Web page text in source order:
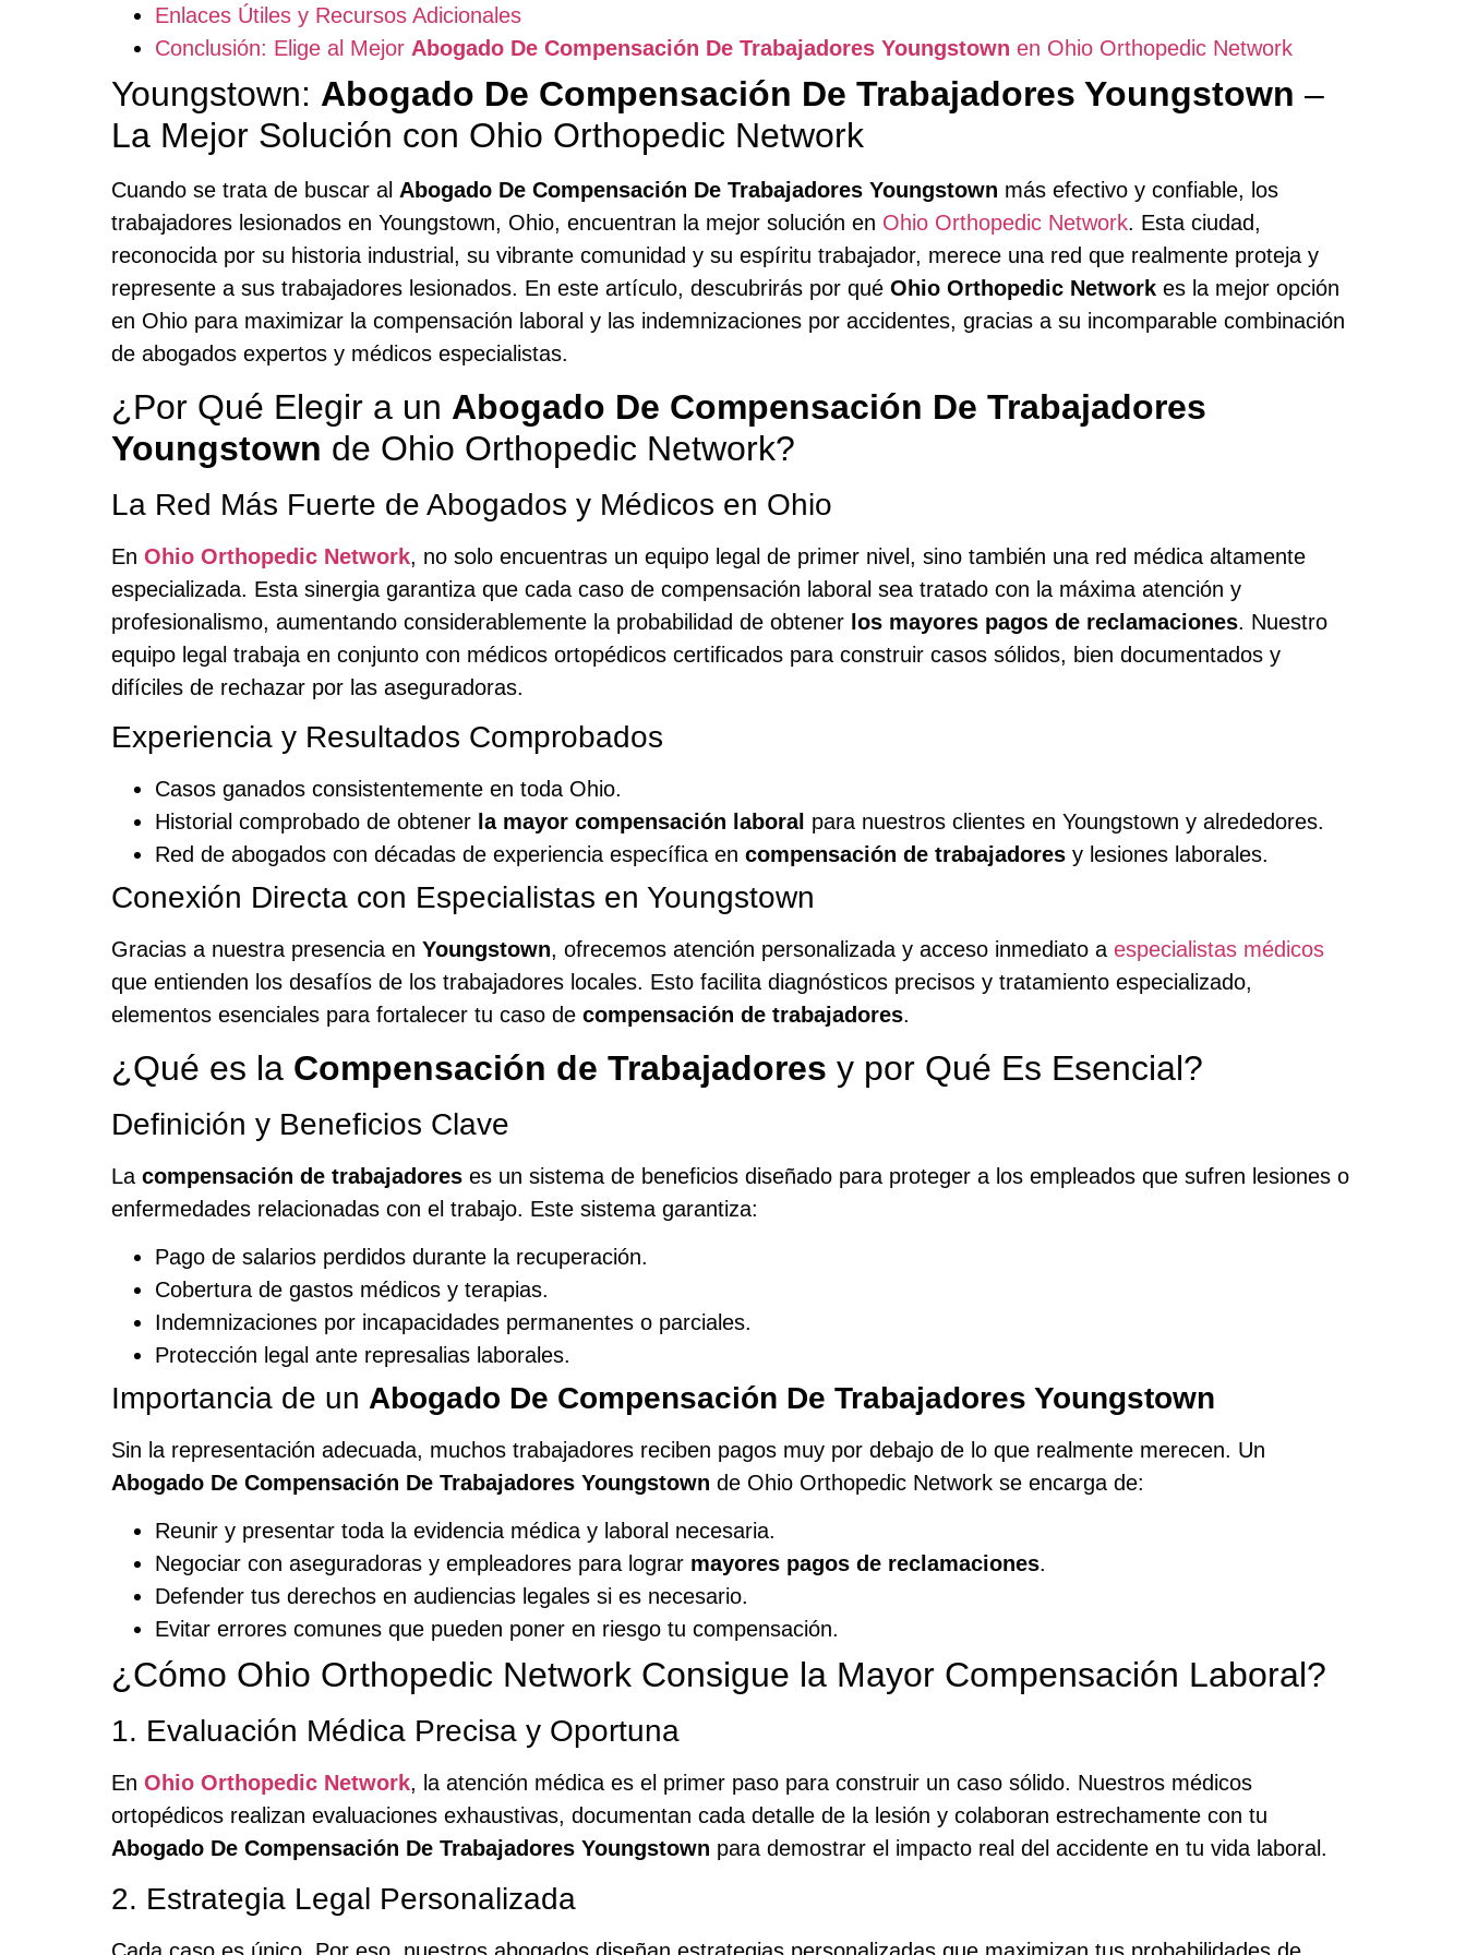
Enlaces Útiles y Recursos Adicionales
Conclusión: Elige al Mejor Abogado De Compensación De Trabajadores Youngstown en Ohio Orthopedic Network
Youngstown: Abogado De Compensación De Trabajadores Youngstown –
La Mejor Solución con Ohio Orthopedic Network
Cuando se trata de buscar al Abogado De Compensación De Trabajadores Youngstown más efectivo y confiable, los
trabajadores lesionados en Youngstown, Ohio, encuentran la mejor solución en Ohio Orthopedic Network. Esta ciudad,
reconocida por su historia industrial, su vibrante comunidad y su espíritu trabajador, merece una red que realmente proteja y
represente a sus trabajadores lesionados. En este artículo, descubrirás por qué Ohio Orthopedic Network es la mejor opción
en Ohio para maximizar la compensación laboral y las indemnizaciones por accidentes, gracias a su incomparable combinación
de abogados expertos y médicos especialistas.
¿Por Qué Elegir a un Abogado De Compensación De Trabajadores
Youngstown de Ohio Orthopedic Network?
La Red Más Fuerte de Abogados y Médicos en Ohio
En Ohio Orthopedic Network, no solo encuentras un equipo legal de primer nivel, sino también una red médica altamente
especializada. Esta sinergia garantiza que cada caso de compensación laboral sea tratado con la máxima atención y
profesionalismo, aumentando considerablemente la probabilidad de obtener los mayores pagos de reclamaciones. Nuestro
equipo legal trabaja en conjunto con médicos ortopédicos certificados para construir casos sólidos, bien documentados y
difíciles de rechazar por las aseguradoras.
Experiencia y Resultados Comprobados
Casos ganados consistentemente en toda Ohio.
Historial comprobado de obtener la mayor compensación laboral para nuestros clientes en Youngstown y alrededores.
Red de abogados con décadas de experiencia específica en compensación de trabajadores y lesiones laborales.
Conexión Directa con Especialistas en Youngstown
Gracias a nuestra presencia en Youngstown, ofrecemos atención personalizada y acceso inmediato a especialistas médicos
que entienden los desafíos de los trabajadores locales. Esto facilita diagnósticos precisos y tratamiento especializado,
elementos esenciales para fortalecer tu caso de compensación de trabajadores.
¿Qué es la Compensación de Trabajadores y por Qué Es Esencial?
Definición y Beneficios Clave
La compensación de trabajadores es un sistema de beneficios diseñado para proteger a los empleados que sufren lesiones o
enfermedades relacionadas con el trabajo. Este sistema garantiza:
Pago de salarios perdidos durante la recuperación.
Cobertura de gastos médicos y terapias.
Indemnizaciones por incapacidades permanentes o parciales.
Protección legal ante represalias laborales.
Importancia de un Abogado De Compensación De Trabajadores Youngstown
Sin la representación adecuada, muchos trabajadores reciben pagos muy por debajo de lo que realmente merecen. Un
Abogado De Compensación De Trabajadores Youngstown de Ohio Orthopedic Network se encarga de:
Reunir y presentar toda la evidencia médica y laboral necesaria.
Negociar con aseguradoras y empleadores para lograr mayores pagos de reclamaciones.
Defender tus derechos en audiencias legales si es necesario.
Evitar errores comunes que pueden poner en riesgo tu compensación.
¿Cómo Ohio Orthopedic Network Consigue la Mayor Compensación Laboral?
1. Evaluación Médica Precisa y Oportuna
En Ohio Orthopedic Network, la atención médica es el primer paso para construir un caso sólido. Nuestros médicos
ortopédicos realizan evaluaciones exhaustivas, documentan cada detalle de la lesión y colaboran estrechamente con tu
Abogado De Compensación De Trabajadores Youngstown para demostrar el impacto real del accidente en tu vida laboral.
2. Estrategia Legal Personalizada